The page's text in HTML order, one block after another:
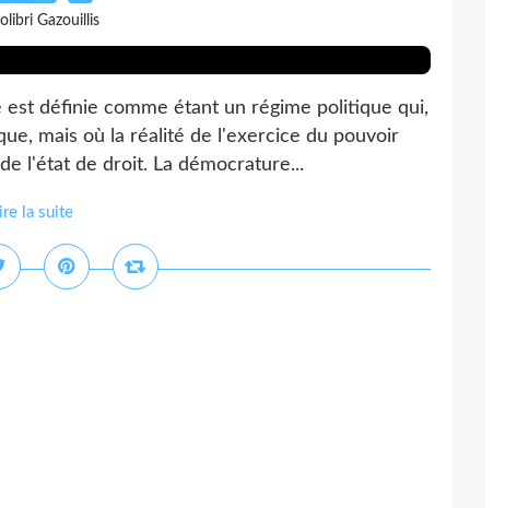
Gazouillis
définie comme étant un régime politique qui,
mais où la réalité de l'exercice du pouvoir
l'état de droit. La démocrature...
la suite